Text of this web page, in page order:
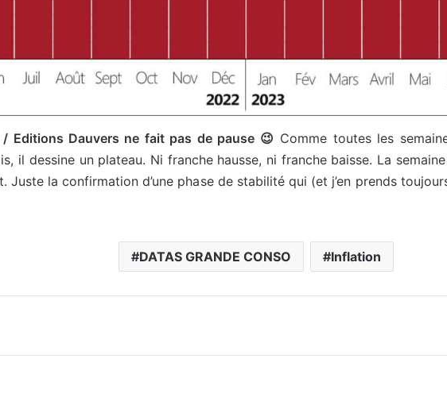
Editions Dauvers ne fait pas de pause 😉 Comme toutes les
il dessine un plateau. Ni franche hausse, ni franche baisse. La
Juste la confirmation d’une phase de stabilité qui (et j’en prends
DATAS GRANDE CONSO Inflation